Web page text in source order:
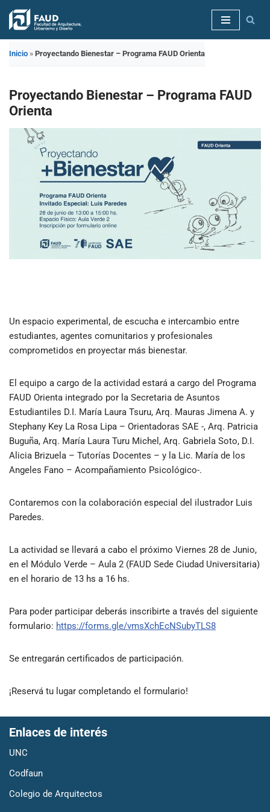
Saltar
contenido
Inicio » Proyectando Bienestar – Programa FAUD Orienta
Proyectando Bienestar – Programa FAUD
Orienta
Un espacio experimental, de escucha e intercambio entre
estudiantes, agentes comunitarios y profesionales
comprometidos en proyectar más bienestar.
El equipo a cargo de la actividad estará a cargo del Programa
FAUD Orienta integrado por la Secretaria de Asuntos
Estudiantiles D.I. María Laura Tsuru, Arq. Mauras Jimena A. y
Stephany Key La Rosa Lipa – Orientadoras SAE -, Arq. Patricia
Buguña, Arq. María Laura Turu Michel, Arq. Gabriela Soto, D.I.
Alicia Brizuela – Tutorías Docentes – y la Lic. María de los
Angeles Fano – Acompañamiento Psicológico-.
Contaremos con la colaboración especial del ilustrador Luis
Paredes.
La actividad se llevará a cabo el próximo Viernes 28 de Junio,
en el Módulo Verde – Aula 2 (FAUD Sede Ciudad Universitaria)
en el horario de 13 hs a 16 hs.
Para poder participar deberás inscribirte a través del siguiente
formulario: https://forms.gle/vmsXchEcNSubyTLS8
Se entregarán certificados de participación.
¡Reservá tu lugar completando el formulario!
Enlaces de interés
UNC
Codfaun
Colegio de Arquitectos